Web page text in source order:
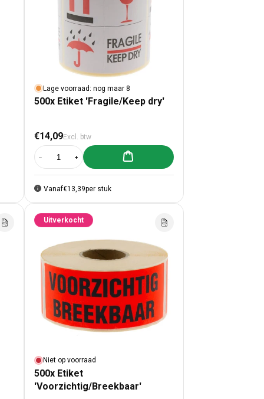
Lage voorraad: nog maar 8
500x Etiket 'Fragile/Keep dry'
Normale prijs
€14,09Excl. btw
Aantal verlagen voor 500x Etiket &#39;Fragile/Keep dry&#39;
Aantal verhogen voor 500x Etiket &#39;Fragile/Keep
Aan winkelwagen toevoegen
Vanaf€13,39per stuk
Uitverkocht
Niet op voorraad
500x Etiket
'Voorzichtig/Breekbaar'